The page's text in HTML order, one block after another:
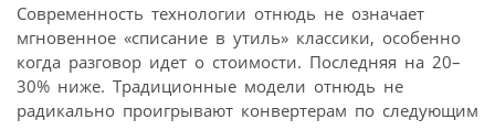
Современность технологии отнюдь не означает
мгновенное «списание в утиль» классики, особенно
когда разговор идет о стоимости. Последняя на 20–
30% ниже. Традиционные модели отнюдь не
радикально проигрывают конвертерам по следующим